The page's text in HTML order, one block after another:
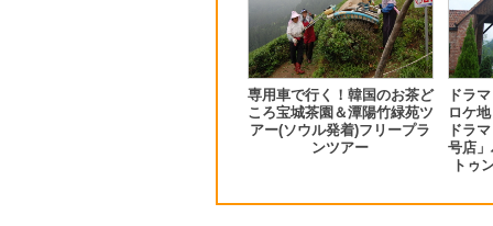
専用車で行く！韓国のお茶ど
ころ宝城茶園＆潭陽竹緑苑ツ
アー(ソウル発着)フリープラ
ンツアー
ドラ
ロケ
ドラ
号店
トゥ